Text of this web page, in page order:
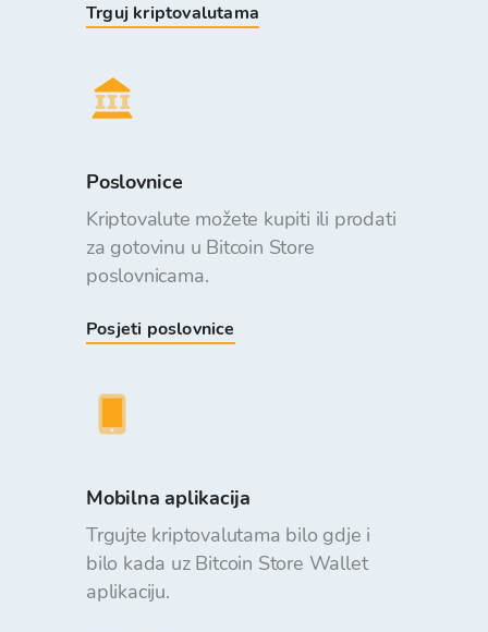
Trguj kriptovalutama
Poslovnice
Kriptovalute možete kupiti ili prodati
za gotovinu u Bitcoin Store
poslovnicama.
Posjeti poslovnice
Mobilna aplikacija
Trgujte kriptovalutama bilo gdje i
bilo kada uz Bitcoin Store Wallet
aplikaciju.